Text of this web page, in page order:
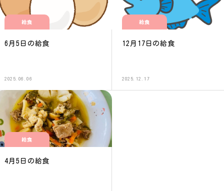
給食
6月5日の給食
2025.06.06
給食
12月17日の給食
2025.12.17
給食
4月5日の給食